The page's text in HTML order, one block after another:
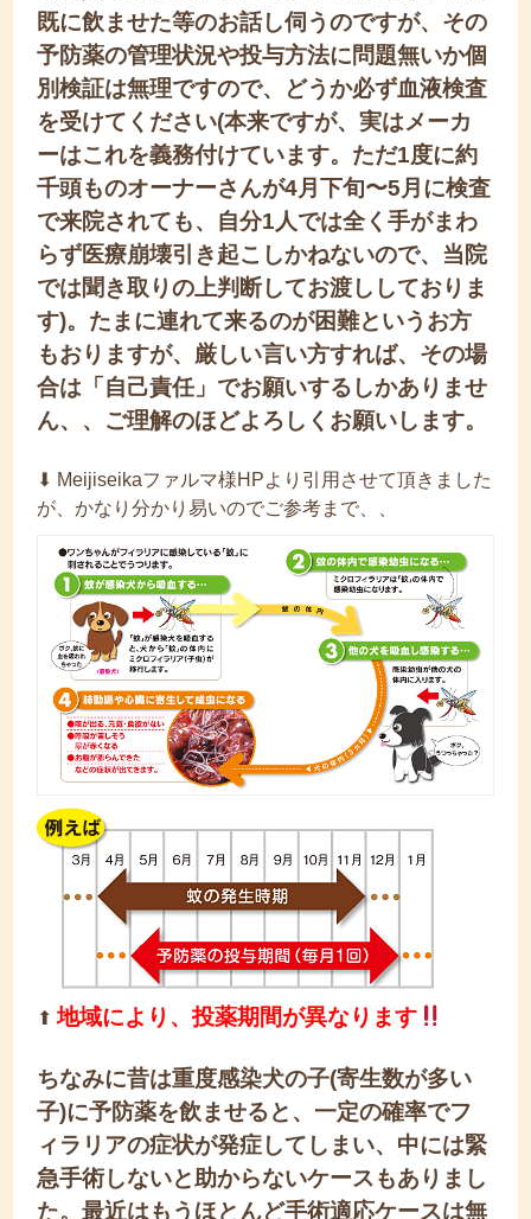
既に飲ませた等のお話し伺うのですが、その
予防薬の管理状況や投与方法に問題無いか個
別検証は無理ですので、どうか必ず血液検査
を受けてください(本来ですが、実はメーカ
ーはこれを義務付けています。ただ1度に約
千頭ものオーナーさんが4月下旬〜5月に検査
で来院されても、自分1人では全く手がまわ
らず医療崩壊引き起こしかねないので、当院
では聞き取りの上判断してお渡ししておりま
す)。たまに連れて来るのが困難というお方
もおりますが、厳しい言い方すれば、その場
合は「自己責任」でお願いするしかありませ
ん、、ご理解のほどよろしくお願いします。
⬇︎ Meijiseikaファルマ様HPより引用させて頂きました
が、かなり分かり易いのでご参考まで、、
⬆︎地域により、投薬期間が異なります
ちなみに昔は重度感染犬の子(寄生数が多い
子)に予防薬を飲ませると、一定の確率でフ
ィラリアの症状が発症してしまい、中には緊
急手術しないと助からないケースもありまし
た。最近はもうほとんど手術適応ケースは無